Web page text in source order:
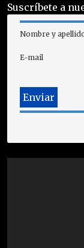
Suscríbete a
Nombre y
E-mail